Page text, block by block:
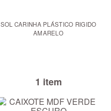
SOL CARINHA PLÁSTICO RIGIDO
AMARELO
1 item